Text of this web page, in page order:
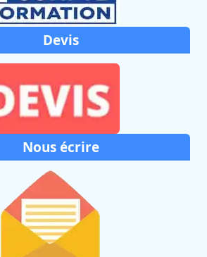
Devis
Nous écrire